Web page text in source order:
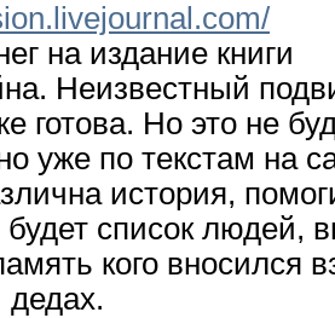
на издание книги
Неизвестный
готова. Но это не
уже по текстам на
история,
будет список людей,
кого вносился
дедах.